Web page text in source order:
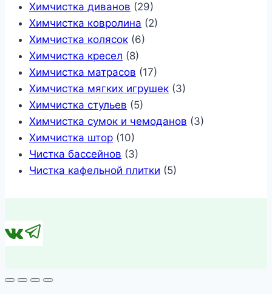
Химчистка диванов (29)
Химчистка ковролина (2)
Химчистка колясок (6)
Химчистка кресел (8)
Химчистка матрасов (17)
Химчистка мягких игрушек (3)
Химчистка стульев (5)
Химчистка сумок и чемоданов (3)
Химчистка штор (10)
Чистка бассейнов (3)
Чистка кафельной плитки (5)